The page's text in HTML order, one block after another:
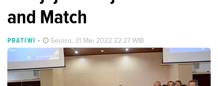
and Match
PRATIWI - Selasa, 31 Mei 2022 22:27 WIB